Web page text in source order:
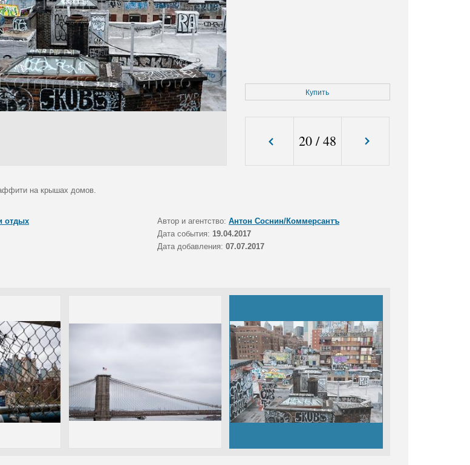
Купить
20/48
на крышах домов.
отдых Автор и агентство: Антон Соснин/Коммерсантъ
Дата события: 19.04.2017
Дата добавления: 07.07.2017